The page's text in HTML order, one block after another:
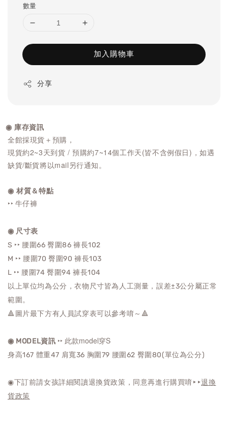
數量
加入購物車
分享
庫存資訊
全館採現貨＋預購，
現貨約2~3天到貨 / 預購約7~14個工作天(皆不含例假日)，如遇
缺貨/斷貨將以mail另行通知。
◉ 材質＆特點
‣‣ 牛仔褲
◉ 尺寸表
S ‣‣ 腰圍66 臀圍86 褲長102
M ‣‣ 腰圍70 臀圍90 褲長103
L ‣‣ 腰圍74 臀圍94 褲長104
以上單位均為公分，衣物尺寸皆為人工測量，誤差±3公分屬正常
範圍。
🔺圖片最下方有人員試穿表可以參考唷～🔺
◉ MODEL資訊 ‣‣ 此款model穿S
身高167 體重47 肩寬36 胸圍79 腰圍62 臀圍80(單位為公分)
◉下訂前請女孩詳細閱讀退換貨政策，同意再進行購買唷‣‣退換
貨政策